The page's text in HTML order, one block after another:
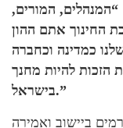
המורים,
החינוך אתם ההון
כמדינה וכחברה
הזכות להיות מחנך
בישראל.”
ביישוב ואמירה